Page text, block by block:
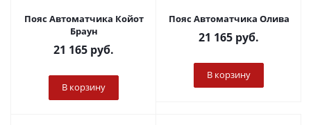
Пояс Автоматчика Койот
Браун
21 165 руб.
В корзину
Пояс Автоматчика Олива
21 165 руб.
В корзину